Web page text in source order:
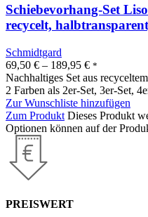
Schiebevorhang-Set
recycelt,
Schmidtgard
69,50 € – 189,95 € *
Nachhaltiges Set aus
2 Farben als 2er-Set, 3er-Set,
Zur Wunschliste hinzufügen
Zum Produkt Dieses Produkt
Optionen können auf der
PREISWERT